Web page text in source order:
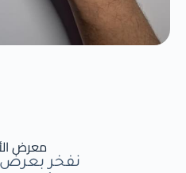
معرض
نفخر